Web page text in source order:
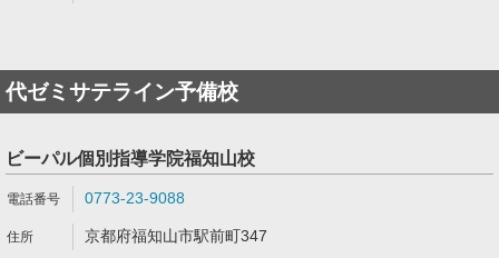
代ゼミサテライン予備校
ビーパル個別指導学院福知山校
0773-23-9088
京都府福知山市駅前町347